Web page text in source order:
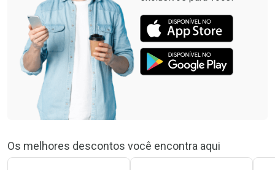
Os melhores descontos você encontra aqui